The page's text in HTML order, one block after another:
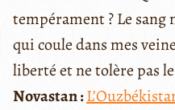
tempérament ? Le
qui coule dans mes
liberté et ne tolère pas
Novastan :